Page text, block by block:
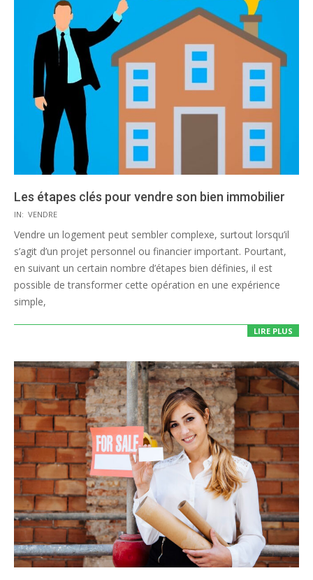
Les étapes clés pour vendre son bien immobilier
2025-
09-
24
IN: VENDRE
Vendre un logement peut sembler complexe, surtout lorsqu’il
s’agit d’un projet personnel ou financier important. Pourtant,
en suivant un certain nombre d’étapes bien définies, il est
possible de transformer cette opération en une expérience
simple,
LIRE PLUS